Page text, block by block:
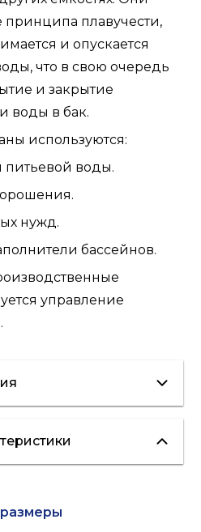
принципа плавучести,
и опускается
что в свою очередь
и закрытие
воды в бак.
используются:
питьевой воды.
нужд.
бассейнов.
управление